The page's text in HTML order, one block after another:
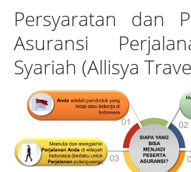
Persyaratan dan
Asuransi
Syariah (Allisya